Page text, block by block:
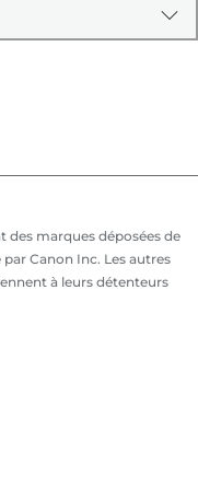
marques déposées de
Canon Inc. Les autres
à leurs détenteurs